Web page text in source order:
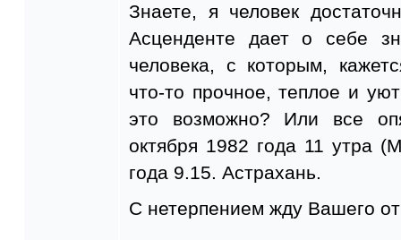
Знаете, я человек
Асценденте дает о себе
человека, с которым,
что-то прочное, теплое и
это возможно? Или все
октября 1982 года 11 утра
года 9.15. Астрахань.
С нетерпением жду Вашего